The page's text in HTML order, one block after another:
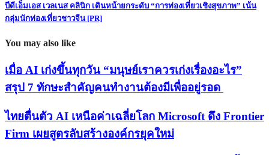
บีดีเอ็มเอส เวลเนส คลินิก เดินหน้ายกระดับ “การท่องเที่ยวเชิงสุขภาพ” เน้น
กลุ่มนักท่องเที่ยวชาวจีน [PR]
You may also like
เมื่อ AI เก่งขึ้นทุกวัน “มนุษย์เราควรเก่งเรื่องอะไร”
สรุป 7 ทักษะสำคัญคนทำงานต้องมีเพื่ออยู่รอด
ไทยตื่นตัว AI เหนือค่าเฉลี่ยโลก Microsoft ดึง Frontier
Firm เผยสูตรลับสร้างองค์กรยุคใหม่